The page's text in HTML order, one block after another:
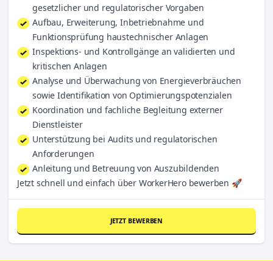
gesetzlicher und regulatorischer Vorgaben
Aufbau, Erweiterung, Inbetriebnahme und
Funktionsprüfung haustechnischer Anlagen
Inspektions- und Kontrollgänge an validierten und
kritischen Anlagen
Analyse und Überwachung von Energieverbräuchen
sowie Identifikation von Optimierungspotenzialen
Koordination und fachliche Begleitung externer
Dienstleister
Unterstützung bei Audits und regulatorischen
Anforderungen
Anleitung und Betreuung von Auszubildenden
Jetzt schnell und einfach über WorkerHero bewerben 🚀
JETZT BEWERBEN